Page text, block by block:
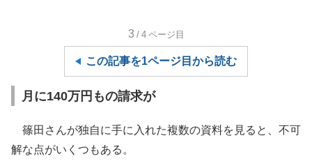
3 /4 ページ目
この記事を1ページ目から読む
月に140万円もの請求が
篠田さんが独自に手に入れた複数の資料を見ると、不可
解な点がいくつもある。